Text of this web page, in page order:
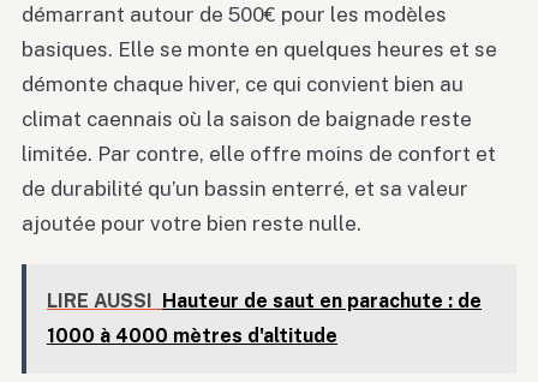
démarrant autour de 500€ pour les modèles
basiques. Elle se monte en quelques heures et se
démonte chaque hiver, ce qui convient bien au
climat caennais où la saison de baignade reste
limitée. Par contre, elle offre moins de confort et
de durabilité qu’un bassin enterré, et sa valeur
ajoutée pour votre bien reste nulle.
LIRE AUSSI
Hauteur de saut en parachute : de
1000 à 4000 mètres d'altitude